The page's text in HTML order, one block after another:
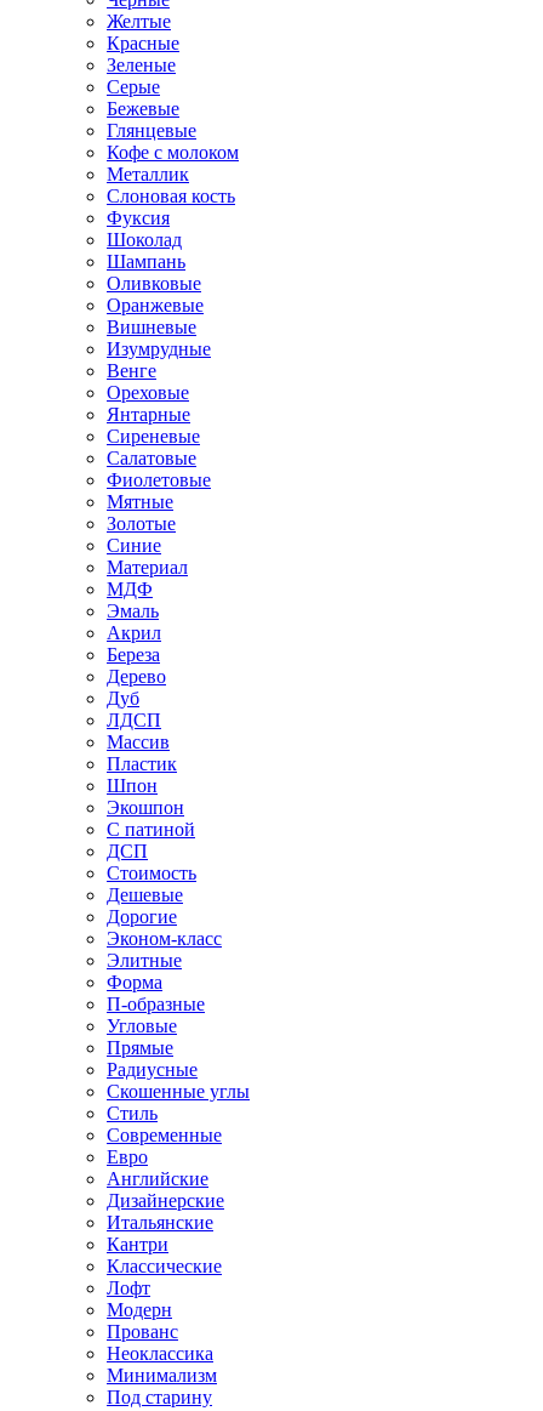
Желтые
Красные
Зеленые
Серые
Бежевые
Глянцевые
Кофе с молоком
Металлик
Слоновая кость
Фуксия
Шоколад
Шампань
Оливковые
Оранжевые
Вишневые
Изумрудные
Венге
Ореховые
Янтарные
Сиреневые
Салатовые
Фиолетовые
Мятные
Золотые
Синие
Материал
МДФ
Эмаль
Акрил
Береза
Дерево
Дуб
ЛДСП
Массив
Пластик
Шпон
Экошпон
С патиной
ДСП
Стоимость
Дешевые
Дорогие
Эконом-класс
Элитные
Форма
П-образные
Угловые
Прямые
Радиусные
Скошенные углы
Стиль
Современные
Евро
Английские
Дизайнерские
Итальянские
Кантри
Классические
Лофт
Модерн
Прованс
Неоклассика
Минимализм
Под старину